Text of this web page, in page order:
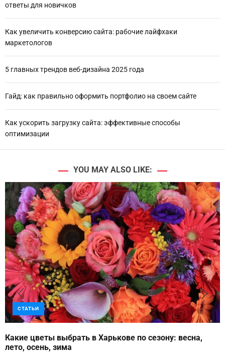
ответы для новичков
Как увеличить конверсию сайта: рабочие лайфхаки
маркетологов
5 главных трендов веб-дизайна 2025 года
Гайд: как правильно оформить портфолио на своем сайте
Как ускорить загрузку сайта: эффективные способы
оптимизации
YOU MAY ALSO LIKE:
СТАТЬИ
Какие цветы выбрать в Харькове по сезону: весна,
лето, осень, зима